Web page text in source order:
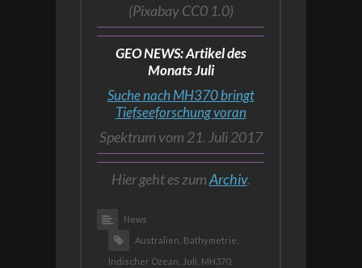
(Pixabay CC0 1.0)
GEO NEWS: Artikel des
Monats Juli
Suche nach MH370 bringt
Tiefseeforschung voran
Spektrum vom 21. Juli 2017
Hier geht es zumArchiv.
News
Australien, Bathymetrie,
Indischer Ozean,
Juli, MH370,